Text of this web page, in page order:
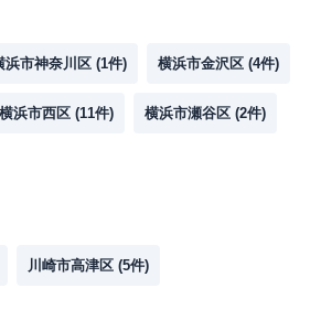
浜市神奈川区 (1件) 横浜市金沢区 (4件)
横浜市西区 (11件) 横浜市瀬谷区 (2件)
川崎市高津区 (5件)